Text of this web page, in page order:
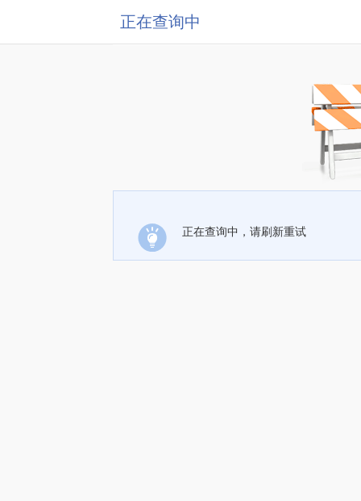
正在查询中
正在查询中，请刷新重试